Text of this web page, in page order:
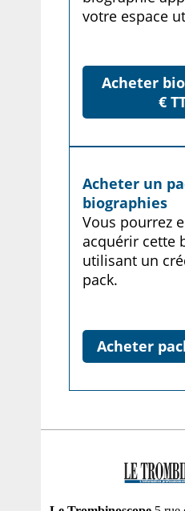
votre espace
Acheter
€
Acheter un
biographies
Vous pourrez
acquérir cette
utilisant un
pack.
Acheter